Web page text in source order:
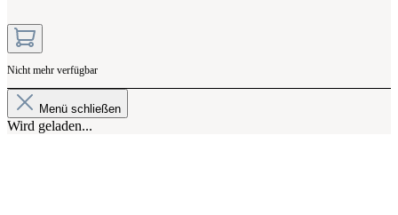
Nicht mehr verfügbar
Menü schließen
Wird geladen...